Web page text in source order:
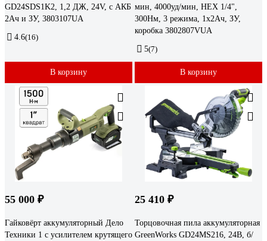
GD24SDS1K2, 1,2 ДЖ, 24V, c АКБ
2Ач и ЗУ, 3803107UA
4.6(16)
В корзину
мин, 4000уд/мин, HEX 1/4",
300Нм, 3 режима, 1x2Ач, ЗУ,
коробка 3802807VUA
5(7)
В корзину
55 000 ₽
Гайковёрт аккумуляторный Дело
Техники 1 с усилителем крутящего
25 410 ₽
Торцовочная пила аккумуляторная
GreenWorks GD24MS216, 24В, б/